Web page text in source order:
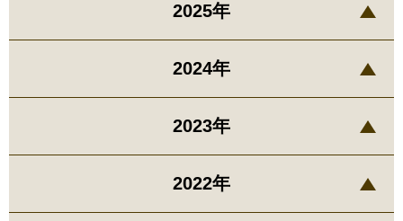
2025年
2024年
2023年
2022年